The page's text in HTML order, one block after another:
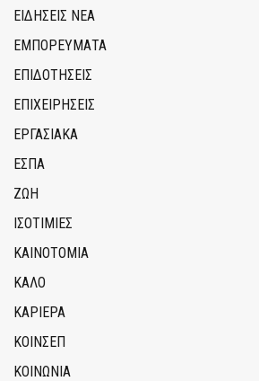
ΕΙΔΗΣΕΙΣ ΝΕΑ
ΕΜΠΟΡΕΥΜΑΤΑ
ΕΠΙΔΟΤΗΣΕΙΣ
ΕΠΙΧΕΙΡΗΣΕΙΣ
ΕΡΓΑΣΙΑΚΑ
ΕΣΠΑ
ΖΩΗ
ΙΣΟΤΙΜΙΕΣ
ΚΑΙΝΟΤΟΜΊΑ
ΚΑΛΟ
ΚΑΡΙΕΡΑ
ΚΟΙΝΣΕΠ
ΚΟΙΝΩΝΙΑ